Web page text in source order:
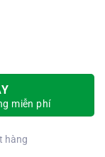
miễn phí
hàng